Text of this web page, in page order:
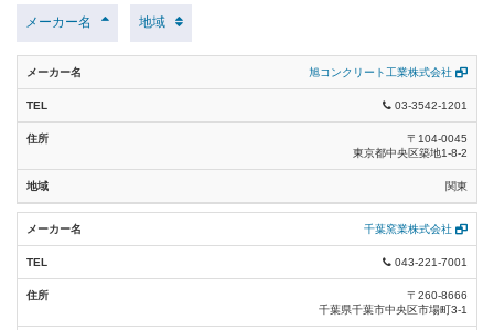
ケーブル埋設標類 (14)
埋設標識シート類 (15)
鋼管ポール (8)
パンザーマスト (2)
ポール基礎用ブロック (10)
バンド類 (13)
キーワード検索
※カタカナで検索する場合は、全角でお願いします。
※半角カタカナでは検索できません。
メーカー名 地域
旭コンクリート工業株式会社
03-3542-1201
〒104-0045
東京都中央区築地1-8-2
関東
千葉窯業株式会社
043-221-7001
〒260-8666
千葉県千葉市中央区市場町3-1